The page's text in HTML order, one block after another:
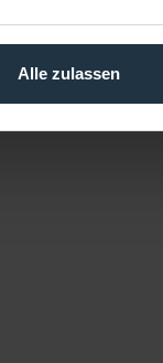
Alle zulassen